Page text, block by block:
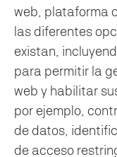
web, plataforma
las diferentes
existan,
para permitir la
web y habilitar
por ejemplo,
de datos,
de acceso